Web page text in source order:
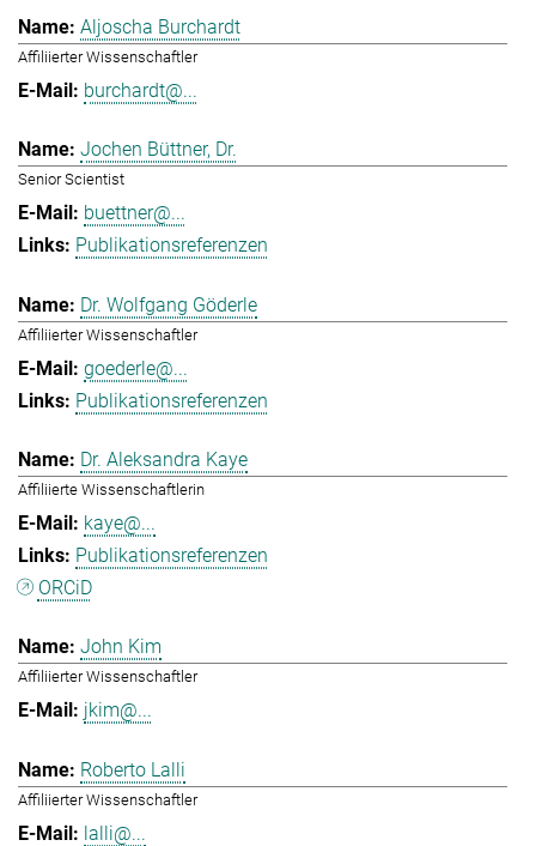
Aljoscha Burchardt
Affiliierter Wissenschaftler
burchardt@...
Jochen Büttner, Dr.
Senior Scientist
buettner@...
Publikationsreferenzen
Dr. Wolfgang Göderle
Affiliierter Wissenschaftler
goederle@...
Publikationsreferenzen
Dr. Aleksandra Kaye
Affiliierte Wissenschaftlerin
kaye@...
Publikationsreferenzen
ORCiD
John Kim
Affiliierter Wissenschaftler
jkim@...
Roberto Lalli
Affiliierter Wissenschaftler
lalli@...